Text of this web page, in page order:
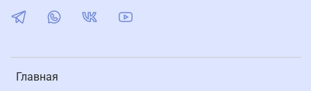
Главная